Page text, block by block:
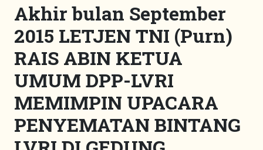
Akhir bulan September
2015 LETJEN TNI (Purn)
RAIS ABIN KETUA
UMUM DPP-LVRI
MEMIMPIN UPACARA
PENYEMATAN BINTANG